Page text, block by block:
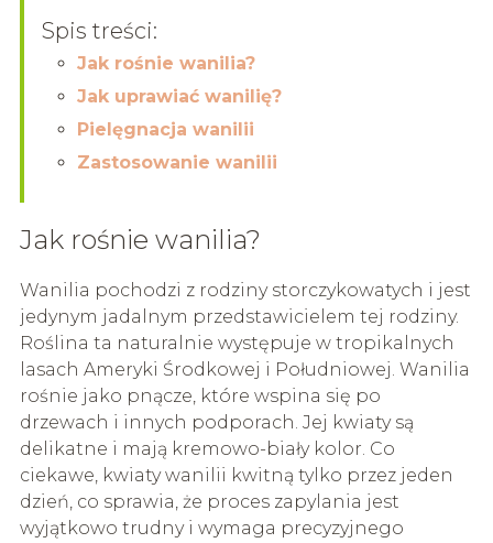
Spis treści:
Jak rośnie wanilia?
Jak uprawiać wanilię?
Pielęgnacja wanilii
Zastosowanie wanilii
Jak rośnie wanilia?
Wanilia pochodzi z rodziny storczykowatych i jest
jedynym jadalnym przedstawicielem tej rodziny.
Roślina ta naturalnie występuje w tropikalnych
lasach Ameryki Środkowej i Południowej. Wanilia
rośnie jako pnącze, które wspina się po
drzewach i innych podporach. Jej kwiaty są
delikatne i mają kremowo-biały kolor. Co
ciekawe, kwiaty wanilii kwitną tylko przez jeden
dzień, co sprawia, że proces zapylania jest
wyjątkowo trudny i wymaga precyzyjnego